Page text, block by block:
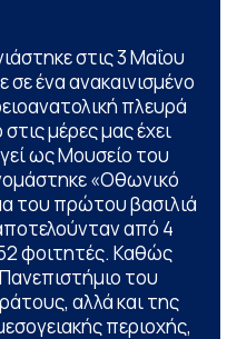
στις 3 Μαΐου
σε ένα ανακαινισμένο
πλευρά
μέρες μας έχει
ως Μουσείο του
«Οθωνικό
του πρώτου βασιλιά
από 4
φοιτητές. Καθώς
του
αλλά και της
περιοχής,